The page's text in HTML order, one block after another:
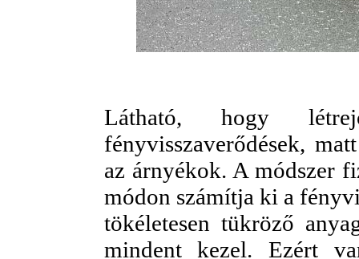
Látható, hogy
fényvisszaverődések,
az árnyékok. A módszer
módon számítja ki a
tökéletesen tükröző
mindent kezel. Ezért